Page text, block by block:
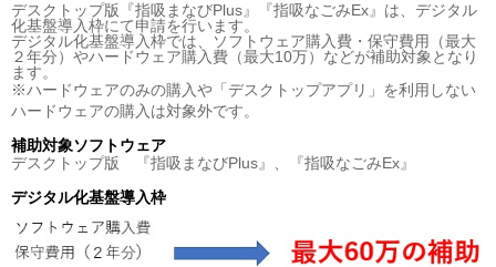
デスクトップ版『指吸まなびPlus』『指吸なごみEx』は、デジタル
化基盤導入枠にて申請を行います。
デジタル化基盤導入枠では、ソフトウェア購入費・保守費用（最大
２年分）やハードウェア購入費（最大10万）などが補助対象となり
ます。
※ハードウェアのみの購入や「デスクトップアプリ」を利用しない
ハードウェアの購入は対象外です。
補助対象ソフトウェア
デスクトップ版 『指吸まなびPlus』、『指吸なごみEx』
デジタル化基盤導入枠